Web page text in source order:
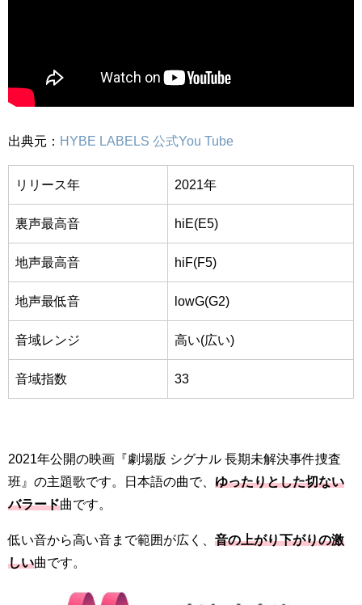
出典元： HYBE LABELS 公式You Tube
リリース年 2021年
裏声最高音 hiE(E5)
地声最高音 hiF(F5)
地声最低音 lowG(G2)
音域レンジ 高い(広い)
音域指数 33
2021年公開の映画『劇場版 シグナル 長期未解決事件捜査
班』の主題歌です。日本語の曲で、 ゆったりとした切ない
バラード曲です。
低い音から高い音まで範囲が広く、 音の上がり下がりの激
しい曲です。